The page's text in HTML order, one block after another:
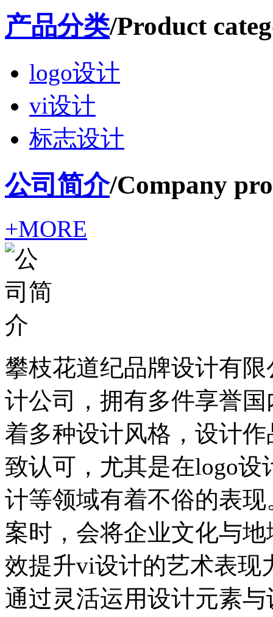
产品分类/Product
logo设计
vi设计
标志设计
公司简介/Company
+MORE
攀枝花道纪品牌设计有
计公司，拥有多件享誉
着多种设计风格，设计
致认可，尤其是在logo
计等领域有着不俗的表
案时，会将企业文化与
效提升vi设计的艺术表现
通过灵活运用设计元素